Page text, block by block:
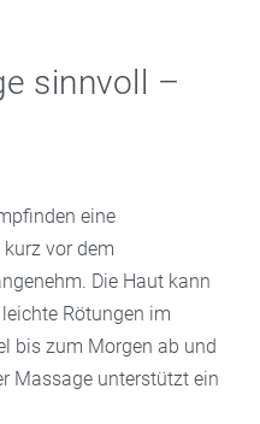
sinnvoll –
eine
vor dem
Die Haut kann
Rötungen im
bis zum Morgen ab und
Massage unterstützt ein